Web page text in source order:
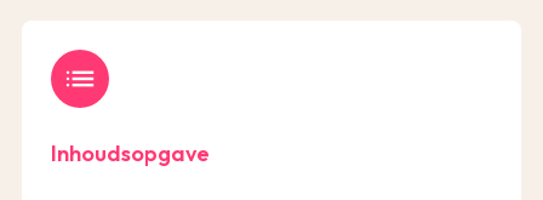
list
Inhoudsopgave